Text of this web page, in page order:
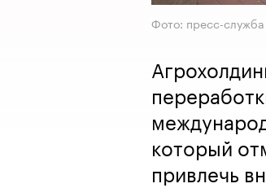
Фото: пресс-
который
привлечь